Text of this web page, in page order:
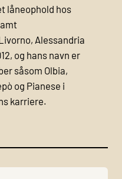
låneophold hos
Alessandria
og hans navn er
såsom Olbia,
og Pianese i
karriere.